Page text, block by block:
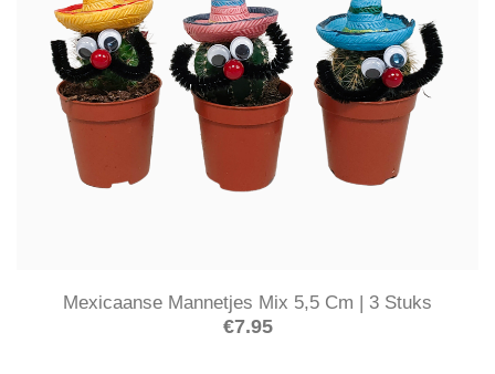
Mexicaanse Mannetjes Mix 5,5 Cm | 3 Stuks
€7.95